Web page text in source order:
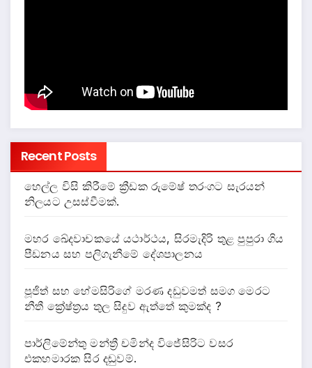
Recent Posts
හෙල්ල විසි කිරීමේ ක්‍රීඩක රුමේෂ් තරංගට සැරයන්
නිලයට උසස්වීමක්.
මහර ඛේදවාචකයේ යථාර්ථය, සිරමැදිරි තුළ පුපුරා ගිය
පීඩනය සහ පලිගැනීමේ දේශපාලනය
පූජිත් සහ හේමසිරිගේ මරණ දඩුවමත් සමග මෙරට
නීතී ක්‍රේෂ්ත්‍රය තුල සිදුව ඇත්තේ කුමක්ද ?
පාර්ලිමේන්තු මන්ත්‍රී චමින්ද විජේසිරිට වසර
එකහමාරක සිර දඬුවම්.